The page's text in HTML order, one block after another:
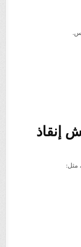
إنقاذ
مثل: